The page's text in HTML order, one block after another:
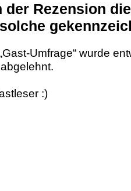
der Rezension
Umfrage“ wurde
:)